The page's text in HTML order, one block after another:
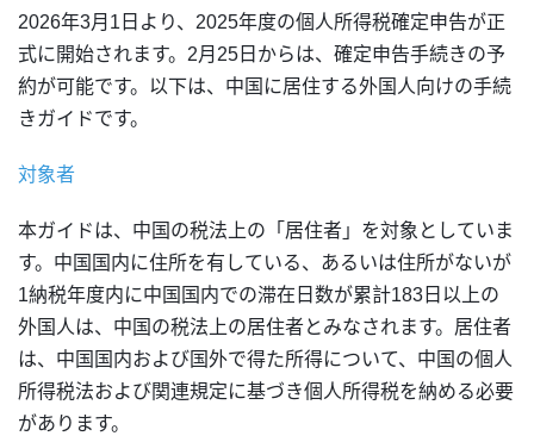
2026年3月1日より、2025年度の個人所得税確定申告が正
式に開始されます。2月25日からは、確定申告手続きの予
約が可能です。以下は、中国に居住する外国人向けの手続
きガイドです。
対象者
本ガイドは、中国の税法上の「居住者」を対象としていま
す。中国国内に住所を有している、あるいは住所がないが
1納税年度内に中国国内での滞在日数が累計183日以上の
外国人は、中国の税法上の居住者とみなされます。居住者
は、中国国内および国外で得た所得について、中国の個人
所得税法および関連規定に基づき個人所得税を納める必要
があります。